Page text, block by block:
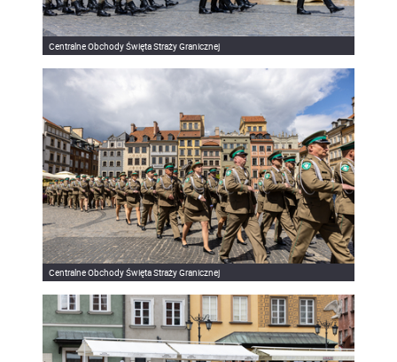
Centralne Obchody Święta Straży Granicznej
Centralne Obchody Święta Straży Granicznej